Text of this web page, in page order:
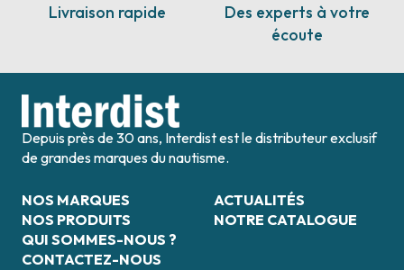
Livraison rapide
Des experts à votre
écoute
Depuis près de 30 ans, Interdist est le distributeur exclusif
de grandes marques du nautisme.
NOS MARQUES
NOS PRODUITS
QUI SOMMES-NOUS ?
CONTACTEZ-NOUS
ACTUALITÉS
NOTRE CATALOGUE